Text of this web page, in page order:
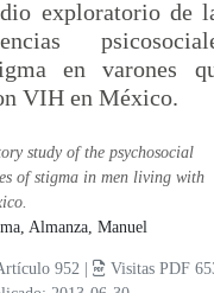
exploratorio de
en varones
VIH en México.
study of the psychosocial
of stigma in men living with
Almanza, Manuel
952 |
Visitas PDF